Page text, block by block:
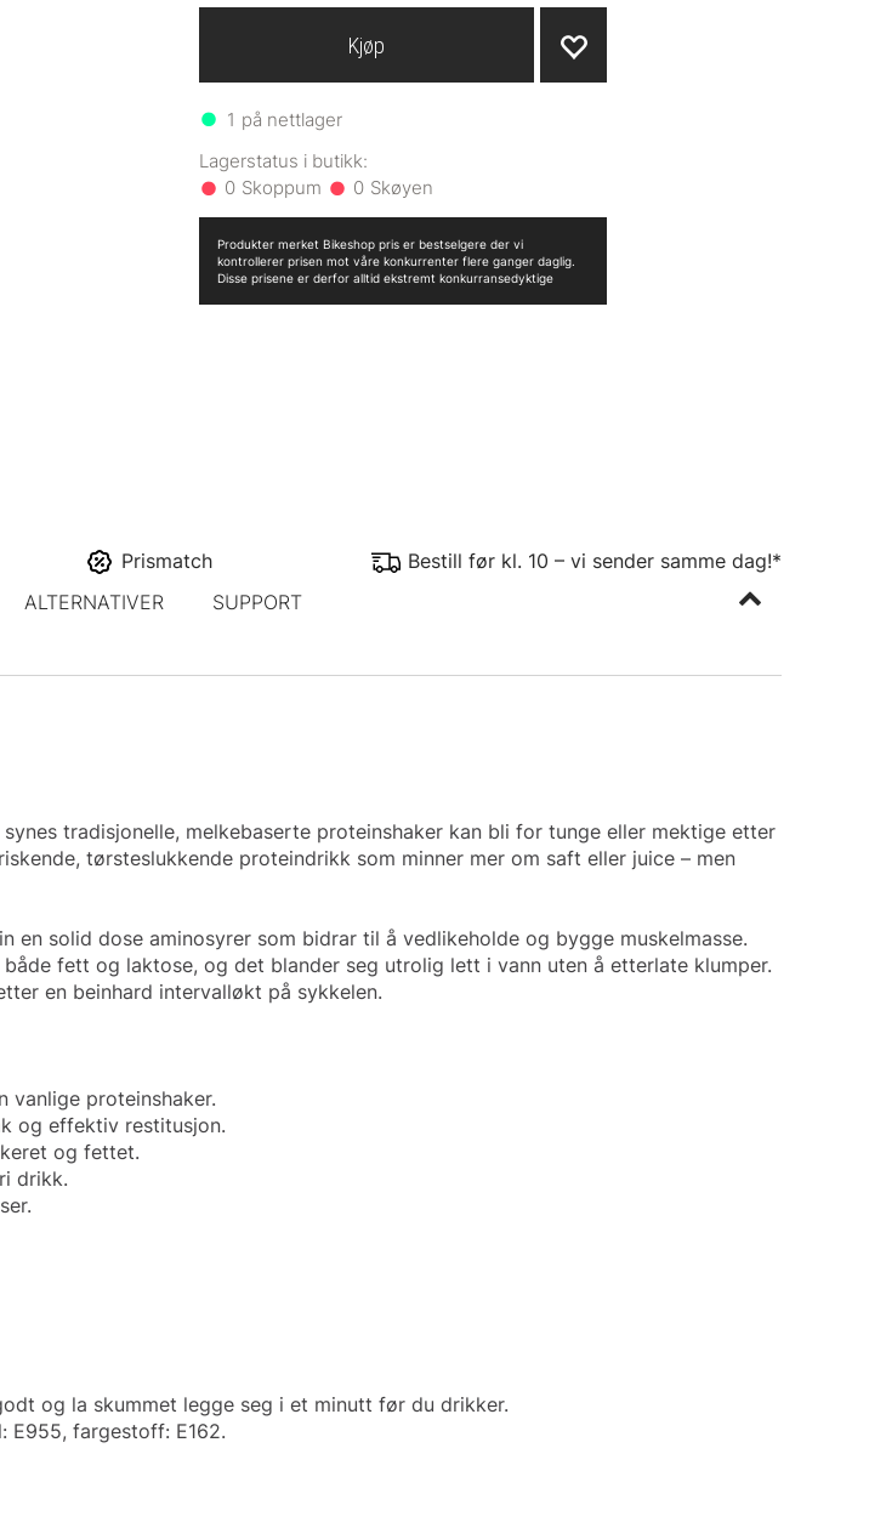
1 på nettlager
0 0
Kjøp
Prismatch Bestill før kl. 10 – vi sender samme dag!*
Produkter merket Bikeshop pris er bestselgere der vi
kontrollerer prisen mot våre konkurrenter flere ganger daglig.
Disse prisene er derfor alltid ekstremt konkurransedyktige
ALTERNATIVER SUPPORT
tradisjonelle, melkebaserte proteinshaker kan bli for tunge eller mektige etter
tørsteslukkende proteindrikk som minner mer om saft eller juice – men
en solid dose aminosyrer som bidrar til å vedlikeholde og bygge muskelmasse.
fett og laktose, og det blander seg utrolig lett i vann uten å etterlate klumper.
en beinhard intervalløkt på sykkelen.
vanlige proteinshaker.
og effektiv restitusjon.
og fettet.
drikk.
og la skummet legge seg i et minutt før du drikker.
E955, fargestoff: E162.